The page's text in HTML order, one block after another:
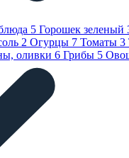
5 Горошек зеленый
2 Огурцы 7 Томаты 3
оливки 6 Грибы 5